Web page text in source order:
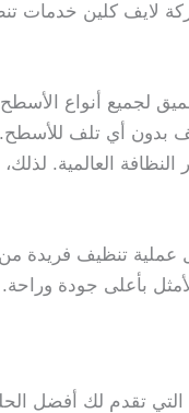
لايف كلين خدمات
لجميع أنواع
بدون أي تلف
العالمية.
عملية تنظيف فريدة
بأعلى جودة وراحة.
تقدم لك أفضل